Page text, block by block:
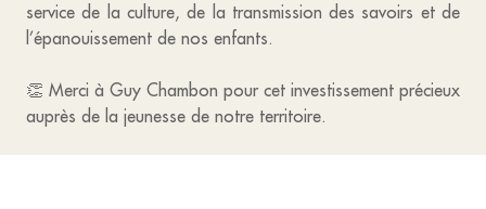
service de la culture, de la transmission des savoirs et de
l’épanouissement de nos enfants.
👏 Merci à Guy Chambon pour cet investissement précieux
auprès de la jeunesse de notre territoire.